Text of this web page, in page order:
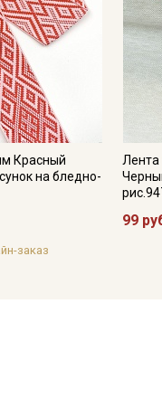
Красный
на бледно-
заказ
Лента
99